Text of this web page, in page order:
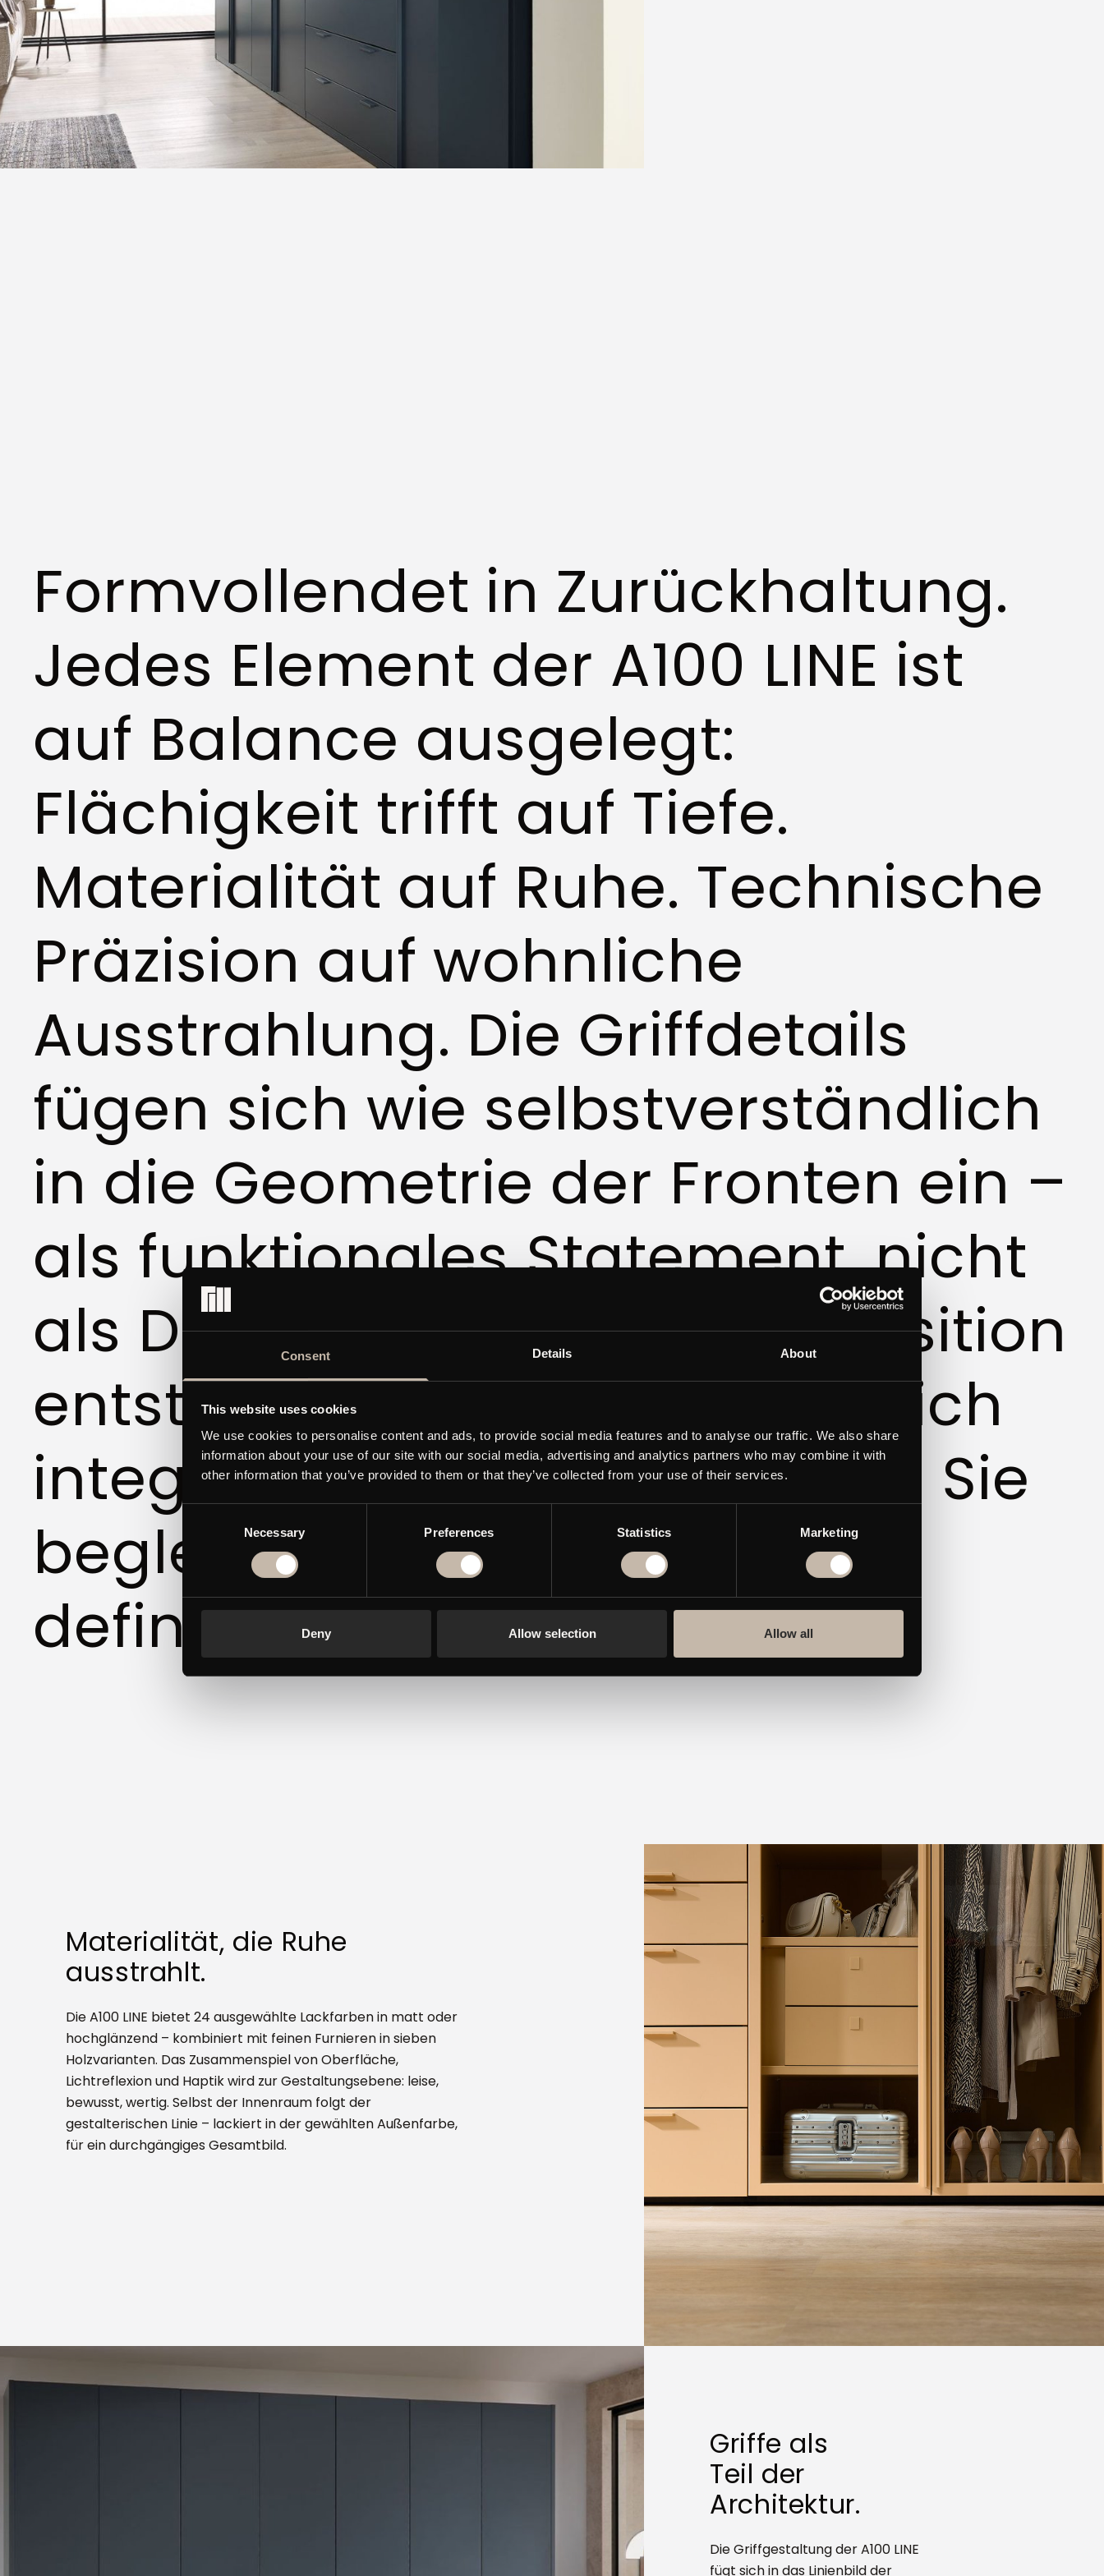
Consent Details About
This website uses cookies
We use cookies to personalise content and ads, to provide social media features and to analyse our traffic. We also share
information about your use of our site with our social media, advertising and analytics partners who may combine it with
other information that you’ve provided to them or that they’ve collected from your use of their services.
Necessary Preferences Statistics Marketing
Deny Allow selection Allow all
Formvollendet in Zurückhaltung.
Jedes Element der A100 LINE ist
auf Balance ausgelegt:
Flächigkeit trifft auf Tiefe.
Materialität auf Ruhe. Technische
Präzision auf wohnliche
Ausstrahlung. Die Griffdetails
fügen sich wie selbstverständlich
in die Geometrie der Fronten ein –
als funktionales Statement, nicht
als Dekoration. In der Komposition
entstehen Möbelstücke, die sich
integrieren, nicht dominieren. Sie
begleiten den Raum – sie
definieren ihn nicht.
Materialität, die Ruhe
ausstrahlt.
Die A100 LINE bietet 24 ausgewählte Lackfarben in matt oder
hochglänzend – kombiniert mit feinen Furnieren in sieben
Holzvarianten. Das Zusammenspiel von Oberfläche,
Lichtreflexion und Haptik wird zur Gestaltungsebene: leise,
bewusst, wertig. Selbst der Innenraum folgt der
gestalterischen Linie – lackiert in der gewählten Außenfarbe,
für ein durchgängiges Gesamtbild.
Griffe als
Teil der
Architektur.
Die Griffgestaltung der A100 LINE
fügt sich in das Linienbild der